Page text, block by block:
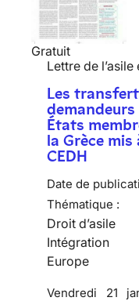
Gratuit
Lettre de
Les
États
la Grèce
CEDH
Date de
Thématique :
Droit d’asile
Intégration
Europe
Vendredi 21